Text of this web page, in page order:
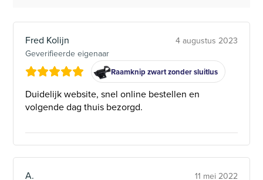
Fred Kolijn
Geverifieerde eigenaar
4 augustus 2023
Raamknip zwart zonder sluitlus
Duidelijk website, snel online bestellen en
volgende dag thuis bezorgd.
A. 11 mei 2022